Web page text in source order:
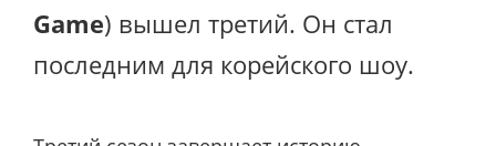
Game) вышел третий. Он стал
последним для корейского шоу.